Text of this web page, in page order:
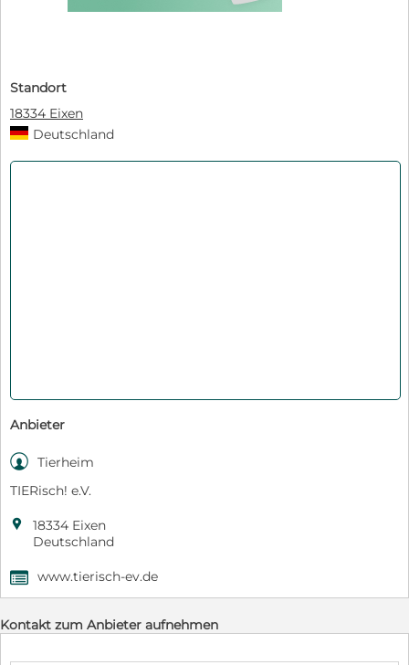
Standort
18334 Eixen
Deutschland
Anbieter
 Tierheim
TIERisch! e.V.

18334 Eixen
Deutschland
, www.tierisch-ev.de
Kontakt zum Anbieter aufnehmen